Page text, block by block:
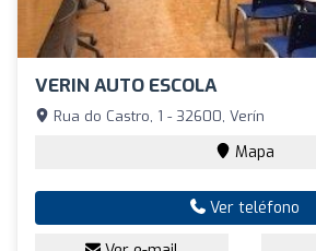
VERIN AUTO ESCOLA
Rua do Castro, 1 - 32600, Verín
Mapa
Ver teléfono